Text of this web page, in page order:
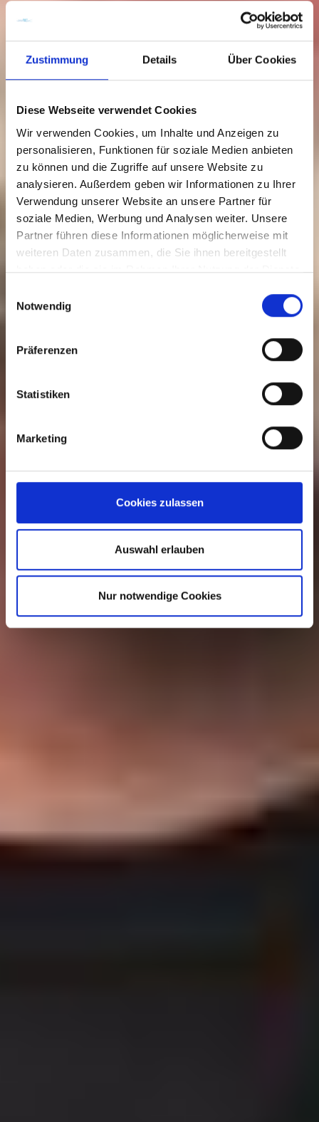
Zustimmung Details Über Cookies
Diese Webseite verwendet Cookies
Wir verwenden Cookies, um Inhalte und Anzeigen zu
personalisieren, Funktionen für soziale Medien anbieten
zu können und die Zugriffe auf unsere Website zu
analysieren. Außerdem geben wir Informationen zu Ihrer
Verwendung unserer Website an unsere Partner für
soziale Medien, Werbung und Analysen weiter. Unsere
Partner führen diese Informationen möglicherweise mit
weiteren Daten zusammen, die Sie ihnen bereitgestellt
haben oder die sie im Rahmen Ihrer Nutzung der Dienste
Notwendig
Präferenzen
Statistiken
Marketing
Cookies zulassen
Auswahl erlauben
Nur notwendige Cookies
32. Festival der Kleinkunst - Bernd Gieseking